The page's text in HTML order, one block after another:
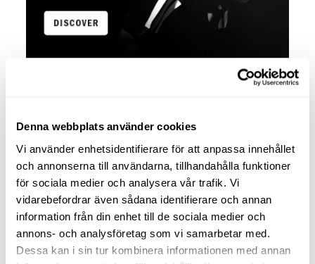
Denna webbplats använder cookies
Vi använder enhetsidentifierare för att anpassa innehållet
och annonserna till användarna, tillhandahålla funktioner
för sociala medier och analysera vår trafik. Vi
vidarebefordrar även sådana identifierare och annan
information från din enhet till de sociala medier och
annons- och analysföretag som vi samarbetar med.
Dessa kan i sin tur kombinera informationen med annan